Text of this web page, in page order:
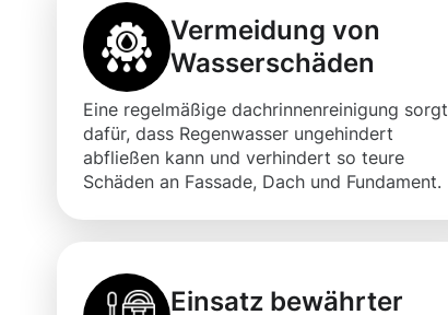
Vermeidung von
Wasserschäden
Eine regelmäßige dachrinnenreinigung sorgt
dafür, dass Regenwasser ungehindert
abfließen kann und verhindert so teure
Schäden an Fassade, Dach und Fundament.
Einsatz bewährter